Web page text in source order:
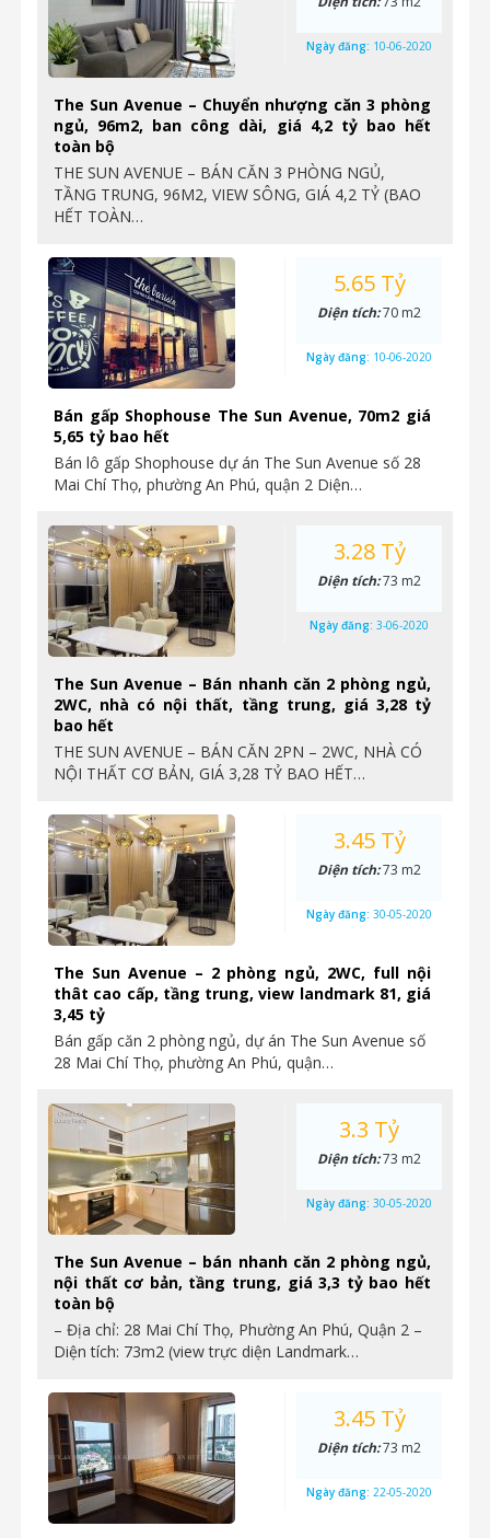
The Sun Avenue – Chuyển nhượng căn 3 phòng
ngủ, 96m2, ban công dài, giá 4,2 tỷ bao hết
toàn bộ
THE SUN AVENUE – BÁN CĂN 3 PHÒNG NGỦ,
TẦNG TRUNG, 96M2, VIEW SÔNG, GIÁ 4,2 TỶ (BAO
HẾT TOÀN…
Ngày đăng: 10-06-2020
Bán gấp Shophouse The Sun Avenue, 70m2 giá
5,65 tỷ bao hết
Bán lô gấp Shophouse dự án The Sun Avenue số 28
Mai Chí Thọ, phường An Phú, quận 2 Diện…
5.65 Tỷ
Diện tích:70 m2
Ngày đăng: 10-06-2020
The Sun Avenue – Bán nhanh căn 2 phòng ngủ,
2WC, nhà có nội thất, tầng trung, giá 3,28 tỷ
bao hết
THE SUN AVENUE – BÁN CĂN 2PN – 2WC, NHÀ CÓ
NỘI THẤT CƠ BẢN, GIÁ 3,28 TỶ BAO HẾT…
3.28 Tỷ
Diện tích:73 m2
Ngày đăng: 3-06-2020
The Sun Avenue – 2 phòng ngủ, 2WC, full nội
thât cao cấp, tầng trung, view landmark 81, giá
3,45 tỷ
Bán gấp căn 2 phòng ngủ, dự án The Sun Avenue số
28 Mai Chí Thọ, phường An Phú, quận…
3.45 Tỷ
Diện tích:73 m2
Ngày đăng: 30-05-2020
The Sun Avenue – bán nhanh căn 2 phòng ngủ,
nội thất cơ bản, tầng trung, giá 3,3 tỷ bao hết
toàn bộ
– Địa chỉ: 28 Mai Chí Thọ, Phường An Phú, Quận 2 –
Diện tích: 73m2 (view trực diện Landmark…
3.3 Tỷ
Diện tích:73 m2
Ngày đăng: 30-05-2020
3.45 Tỷ
Diện tích:73 m2
Ngày đăng: 22-05-2020